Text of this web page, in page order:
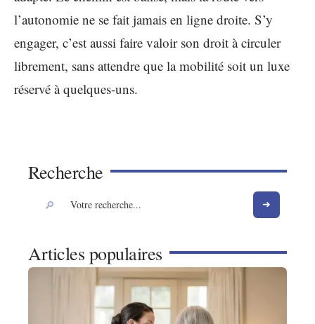
l’autonomie ne se fait jamais en ligne droite. S’y
engager, c’est aussi faire valoir son droit à circuler
librement, sans attendre que la mobilité soit un luxe
réservé à quelques-uns.
Recherche
Articles populaires